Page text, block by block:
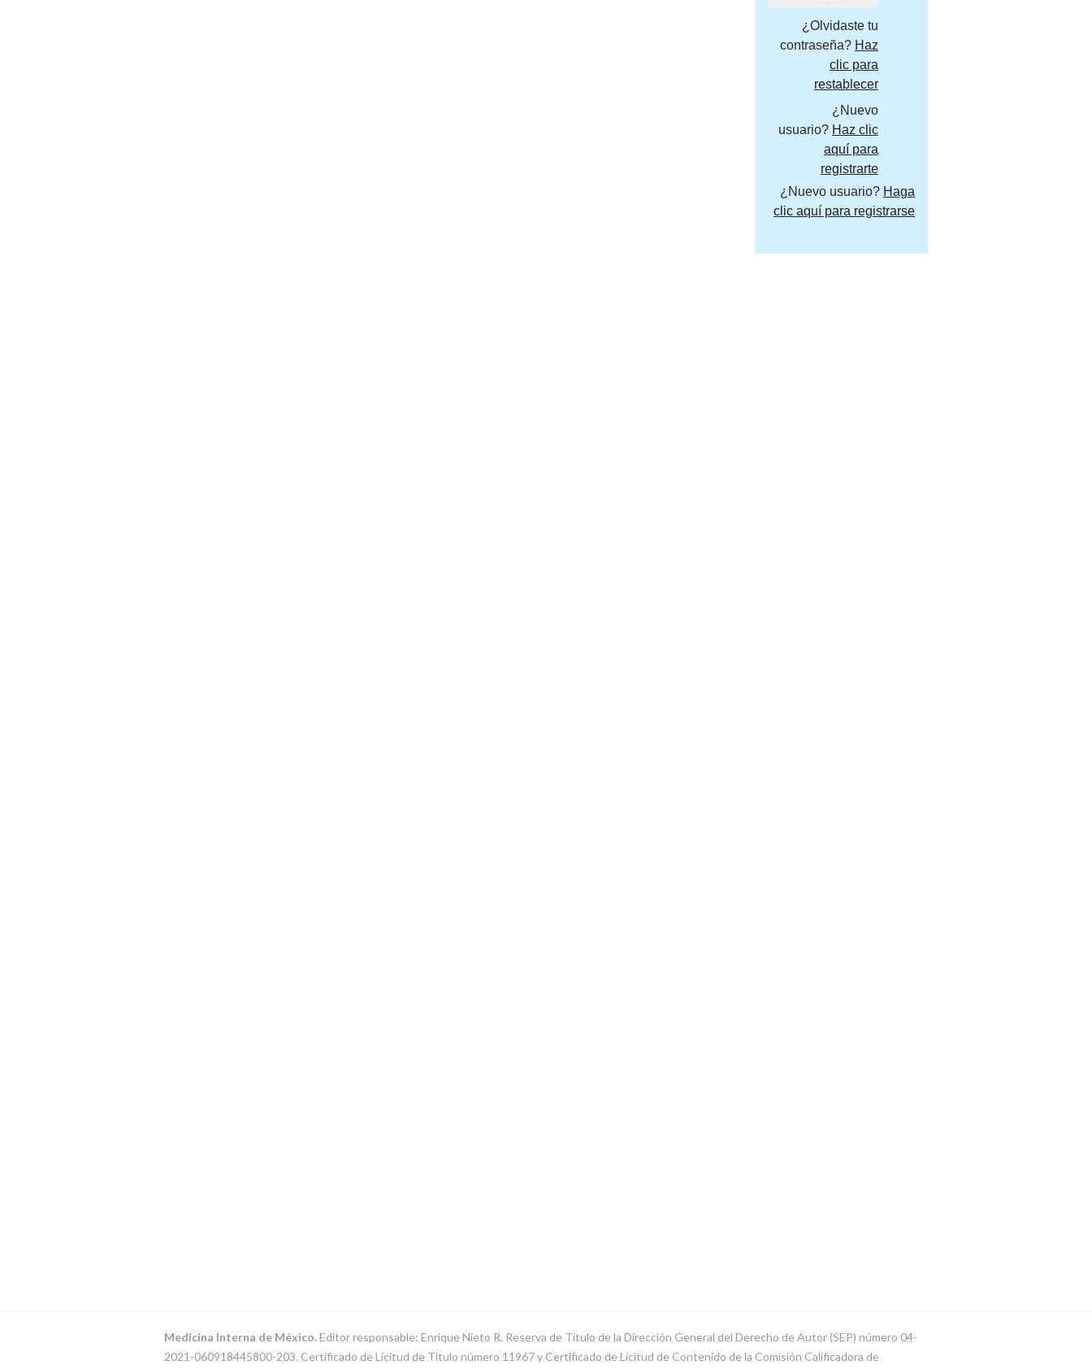
¿Olvidaste tu
contraseña? Haz
clic para
restablecer
¿Nuevo
usuario? Haz clic
aquí para
registrarte
¿Nuevo usuario? Haga
clic aquí para registrarse
Medicina Interna de México.Editor responsable: Enrique Nieto R. Reserva de Título de la Dirección General del Derecho de Autor (SEP) número 04-
2021-060918445800-203. Certificado de Licitud de Título número 11967 y Certificado de Licitud de Contenido de la Comisión Calificadora de